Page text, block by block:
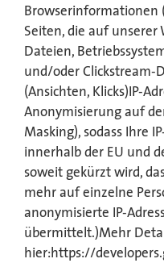
Browserinformationen
Seiten, die auf unserer
Dateien,
und/oder Clickstream-
(Ansichten, Klicks)IP-
Anonymisierung auf
Masking), sodass Ihre
innerhalb der EU und
soweit gekürzt wird,
mehr auf einzelne
anonymisierte IP-
übermittelt.)Mehr
hier:https://